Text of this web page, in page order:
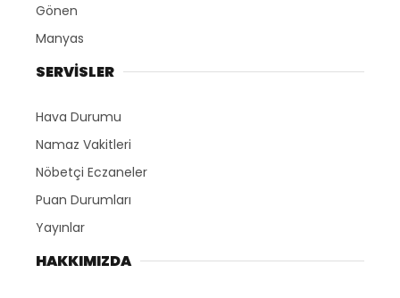
Gönen
Manyas
SERVİSLER
Hava Durumu
Namaz Vakitleri
Nöbetçi Eczaneler
Puan Durumları
Yayınlar
HAKKIMIZDA